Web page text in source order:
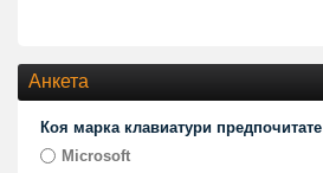
Анкета
Коя марка клавиатури предпочитате
Microsoft